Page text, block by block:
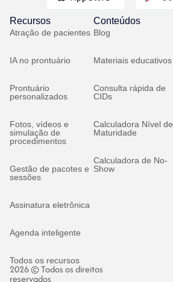
Recursos
Atração de pacientes
IA no prontuário
Prontuário
personalizados
Fotos, vídeos e
simulação de
procedimentos
Gestão de pacotes e
sessões
Assinatura eletrônica
Agenda inteligente
Todos os recursos
Conteúdos
Blog
Materiais educativos
Consulta rápida de
CIDs
Calculadora Nível de
Maturidade
Calculadora de No-
Show
2026 © Todos os direitos
reservados